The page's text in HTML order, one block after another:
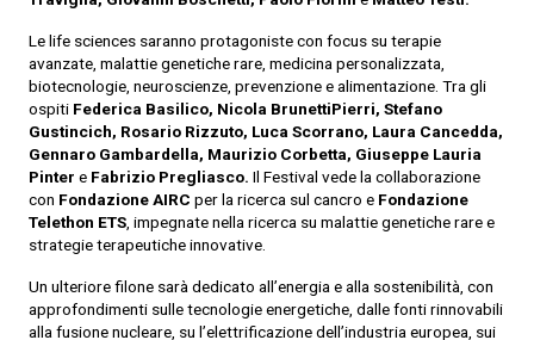
Le life sciences saranno protagoniste con focus su terapie
avanzate, malattie genetiche rare, medicina personalizzata,
biotecnologie, neuroscienze, prevenzione e alimentazione. Tra gli
ospiti Federica Basilico, Nicola BrunettiPierri, Stefano
Gustincich, Rosario Rizzuto, Luca Scorrano, Laura Cancedda,
Gennaro Gambardella, Maurizio Corbetta, Giuseppe Lauria
Pinter e Fabrizio Pregliasco. Il Festival vede la collaborazione
con Fondazione AIRC per la ricerca sul cancro e Fondazione
Telethon ETS, impegnate nella ricerca su malattie genetiche rare e
strategie terapeutiche innovative.
Un ulteriore filone sarà dedicato all’energia e alla sostenibilità, con
approfondimenti sulle tecnologie energetiche, dalle fonti rinnovabili
alla fusione nucleare, su l’elettrificazione dell’industria europea, sui